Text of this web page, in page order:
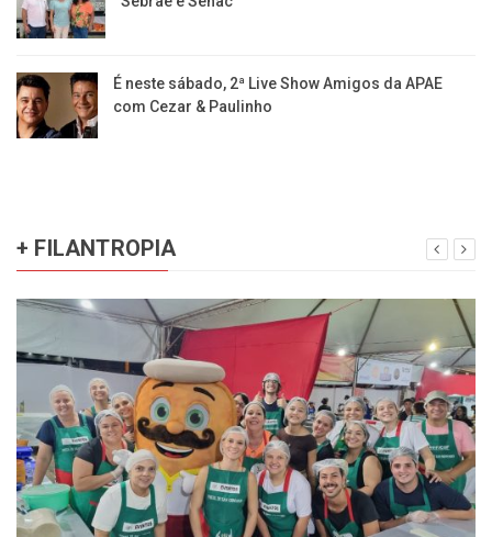
É neste sábado, 2ª Live Show Amigos da APAE
com Cezar & Paulinho
+ FILANTROPIA